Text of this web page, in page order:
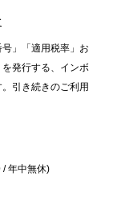
る“忘年会・
軽減し、社内
」「適用税率」お
発行する、インボ
引き続きのご利用
年中無休)